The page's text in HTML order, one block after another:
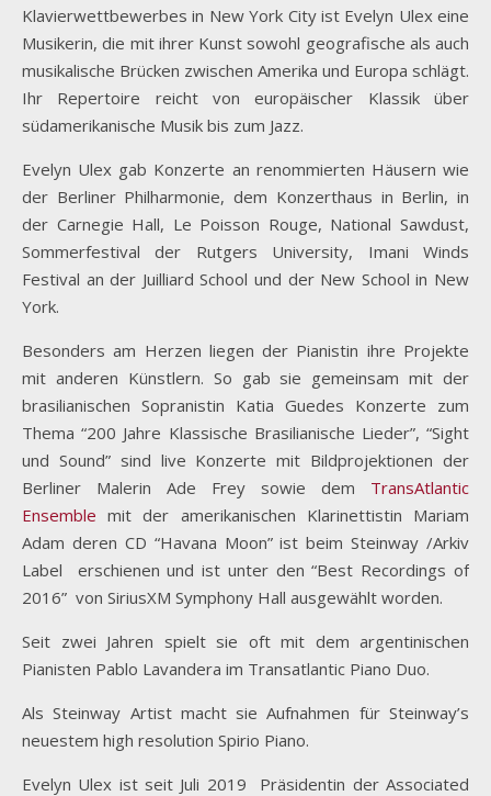
Klavierwettbewerbes in New York City ist Evelyn Ulex eine
Musikerin, die mit ihrer Kunst sowohl geografische als auch
musikalische Brücken zwischen Amerika und Europa schlägt.
Ihr Repertoire reicht von europäischer Klassik über
südamerikanische Musik bis zum Jazz.
Evelyn Ulex gab Konzerte an renommierten Häusern wie
der Berliner Philharmonie, dem Konzerthaus in Berlin, in
der Carnegie Hall, Le Poisson Rouge, National Sawdust,
Sommerfestival der Rutgers University, Imani Winds
Festival an der Juilliard School und der New School in New
York.
Besonders am Herzen liegen der Pianistin ihre Projekte
mit anderen Künstlern. So gab sie gemeinsam mit der
brasilianischen Sopranistin Katia Guedes Konzerte zum
Thema “200 Jahre Klassische Brasilianische Lieder”, “Sight
und Sound” sind live Konzerte mit Bildprojektionen der
Berliner Malerin Ade Frey sowie dem TransAtlantic
Ensemble mit der amerikanischen Klarinettistin Mariam
Adam deren CD “Havana Moon” ist beim Steinway /Arkiv
Label
erschienen und ist unter den “Best Recordings of
2016” von SiriusXM Symphony Hall ausgewählt worden.
Seit zwei Jahren spielt sie oft mit dem argentinischen
Pianisten Pablo Lavandera im Transatlantic Piano Duo.
Als Steinway Artist macht sie Aufnahmen für Steinway’s
neuestem high resolution Spirio Piano.
Evelyn Ulex ist seit Juli 2019
Präsidentin der Associated